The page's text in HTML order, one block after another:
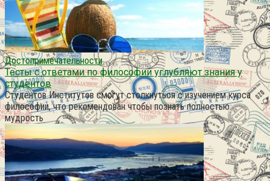
Достопримечательности
Тесты с ответами по философии углубляют знания у
студентов
Студентов Институтов смогут столкнуться с изучением курса
философии, что рекомендован чтобы познать полностью
мудрость